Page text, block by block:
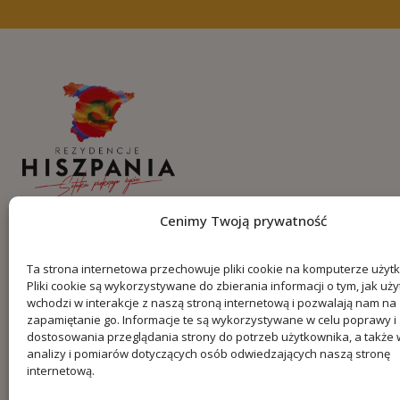
Cenimy Twoją prywatność
Ta strona internetowa przechowuje pliki cookie na komputerze
Pliki cookie są wykorzystywane do zbierania informacji o tym, jak
wchodzi w interakcje z naszą stroną internetową i pozwalają nam na
zapamiętanie go. Informacje te są wykorzystywane w celu poprawy i
dostosowania przeglądania strony do potrzeb użytkownika, a także
analizy i pomiarów dotyczących osób odwiedzających naszą stronę
internetową.
O nas
Oferta
Kontakt
Proces zakupu
Blog
Nieruchomości w Jávea
Apartamenty w Marbelli
Domy w Marbelli